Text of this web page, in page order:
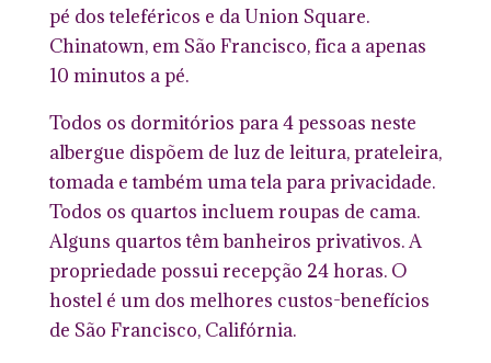
pé dos teleféricos e da Union Square.
Chinatown, em São Francisco, fica a apenas
10 minutos a pé.
Todos os dormitórios para 4 pessoas neste
albergue dispõem de luz de leitura, prateleira,
tomada e também uma tela para privacidade.
Todos os quartos incluem roupas de cama.
Alguns quartos têm banheiros privativos. A
propriedade possui recepção 24 horas. O
hostel é um dos melhores custos-benefícios
de São Francisco, Califórnia.